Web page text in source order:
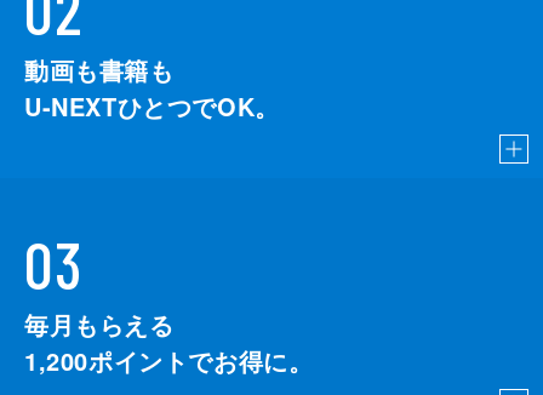
動画も書籍も
U-NEXTひとつでOK。
03
毎月もらえる
1,200ポイントでお得に。